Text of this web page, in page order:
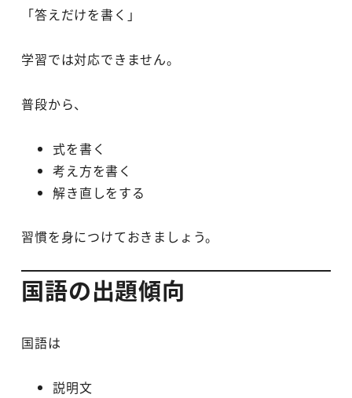
「答えだけを書く」
学習では対応できません。
普段から、
式を書く
考え方を書く
解き直しをする
習慣を身につけておきましょう。
国語の出題傾向
国語は
説明文